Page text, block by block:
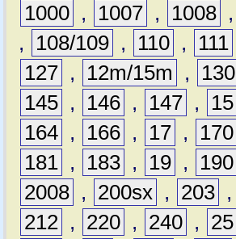
1000 , 1007 , 1008 ,
,
108/109 , 110 , 111
127 , 12m/15m , 130
145 , 146 , 147 , 15
164 , 166 , 17 , 170
181 , 183 , 19 , 190
2008 , 200sx , 203 ,
212 , 220 , 240 , 25